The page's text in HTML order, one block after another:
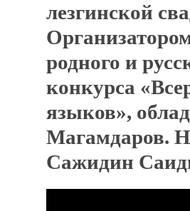
лезгинской
родного и
конкурса
языков»,
Магамдаров.
Сажидин